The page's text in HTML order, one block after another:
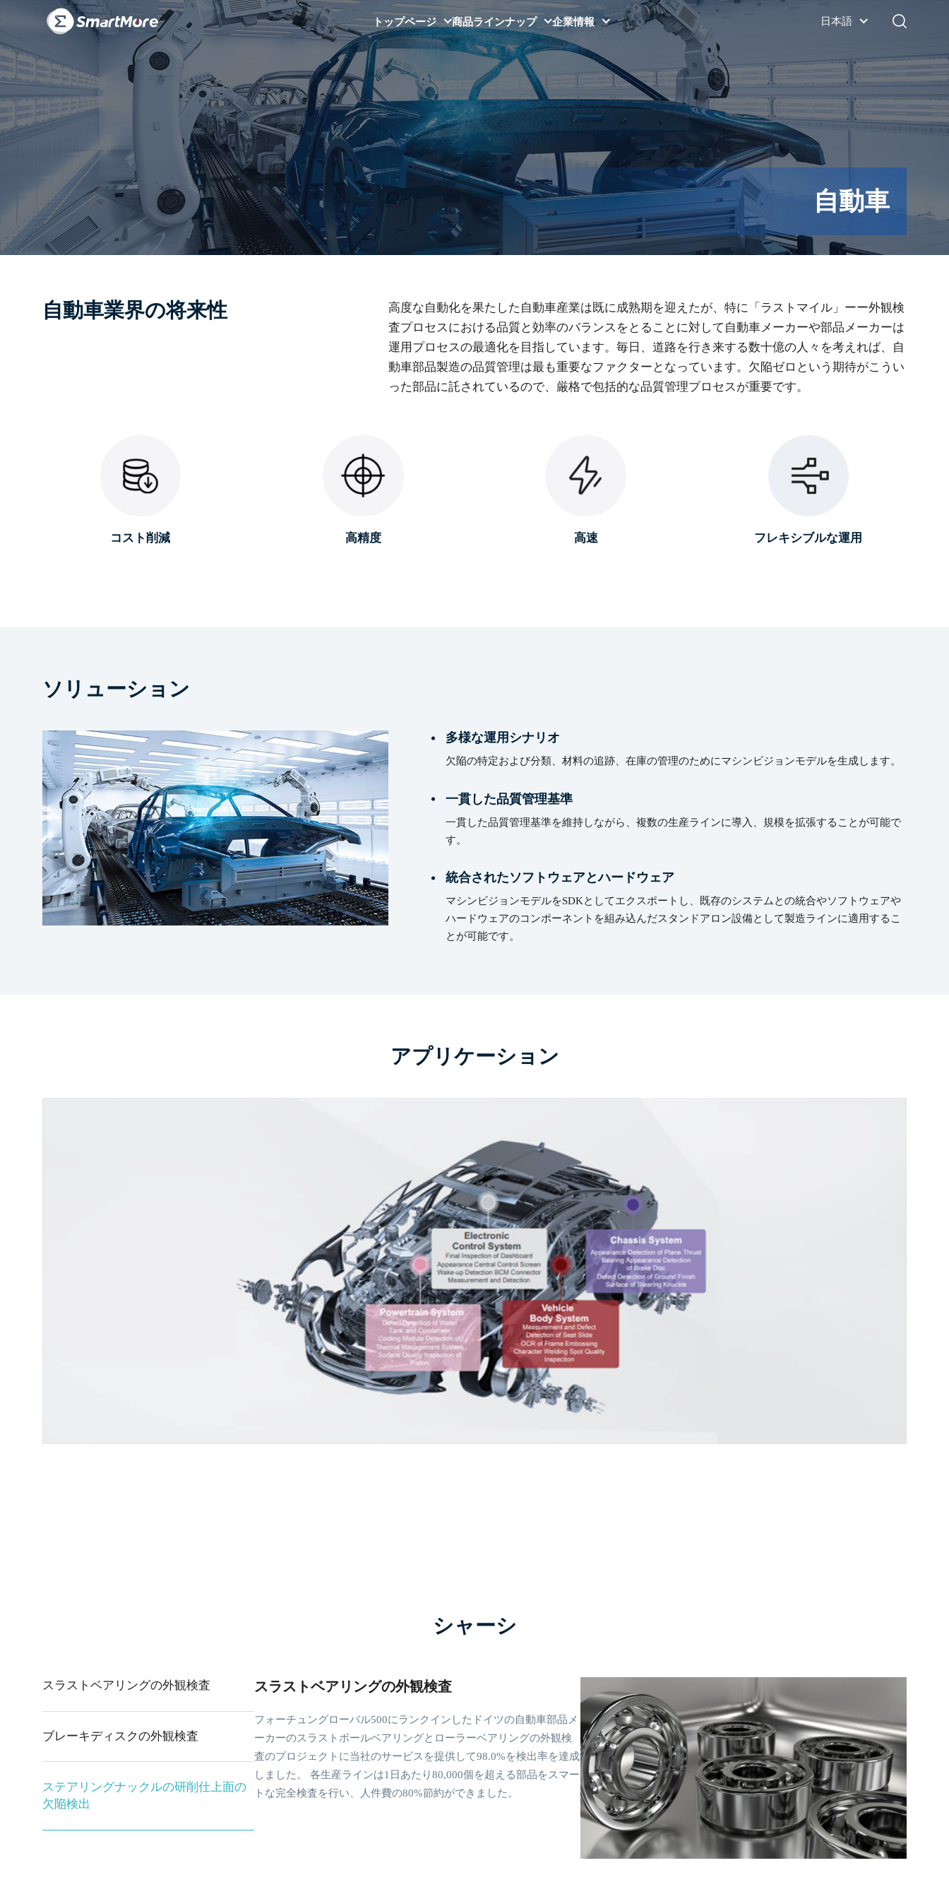
トップページ 商品ラインナップ 企業情報 日本語
自動車
自動車業界の将来性
高度な自動化を果たした自動車産業は既に成熟期を迎えたが、特に「ラストマイル」ーー外観検
査プロセスにおける品質と効率のバランスをとることに対して自動車メーカーや部品メーカーは
運用プロセスの最適化を目指しています。毎日、道路を行き来する数十億の人々を考えれば、自
動車部品製造の品質管理は最も重要なファクターとなっています。欠陥ゼロという期待がこうい
った部品に託されているので、厳格で包括的な品質管理プロセスが重要です。
コスト削減 高精度 高速 フレキシブルな運用
ソリューション
多様な運用シナリオ
欠陥の特定および分類、材料の追跡、在庫の管理のためにマシンビジョンモデルを生成します。
一貫した品質管理基準
一貫した品質管理基準を維持しながら、複数の生産ラインに導入、規模を拡張することが可能で
す。
統合されたソフトウェアとハードウェア
マシンビジョンモデルをSDKとしてエクスポートし、既存のシステムとの統合やソフトウェアや
ハードウェアのコンポーネントを組み込んだスタンドアロン設備として製造ラインに適用するこ
とが可能です。
アプリケーション
シャーシ
スラストベアリングの外観検査
ブレーキディスクの外観検査
ステアリングナックルの研削仕上面の
欠陥検出
スラストベアリングの外観検査
フォーチュングローバル500にランクインしたドイツの自動車部品メ
ーカーのスラストボールベアリングとローラーベアリングの外観検
査のプロジェクトに当社のサービスを提供して98.0%を検出率を達成
しました。 各生産ラインは1日あたり80,000個を超える部品をスマー
トな完全検査を行い、人件費の80%節約ができました。
世界有数の自動車部品メーカーのブレーキキャリパー外観検出プロ
ジェクトに当社のサービスを提供して検出率100%を達成しました。
また不良品の流出率を0.01%から0.0001%までに引き下げる事も実現
しました。
当社のソリューションは、世界初の自動スマート品質検査プロジェ
クトである日本フォーチュングローバル500社の自動車ステアリング
ナックルの研削面欠陥検出プロジェクトに適用されて人件費を60%
以上節約し、95%以上の検出精度を実現しました。